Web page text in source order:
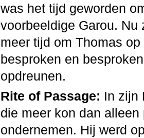
was het tijd geworden
voorbeeldige Garou.
meer tijd om Thomas
besproken en
opdreunen.
Rite of Passage: In zijn
die meer kon dan
ondernemen. Hij werd